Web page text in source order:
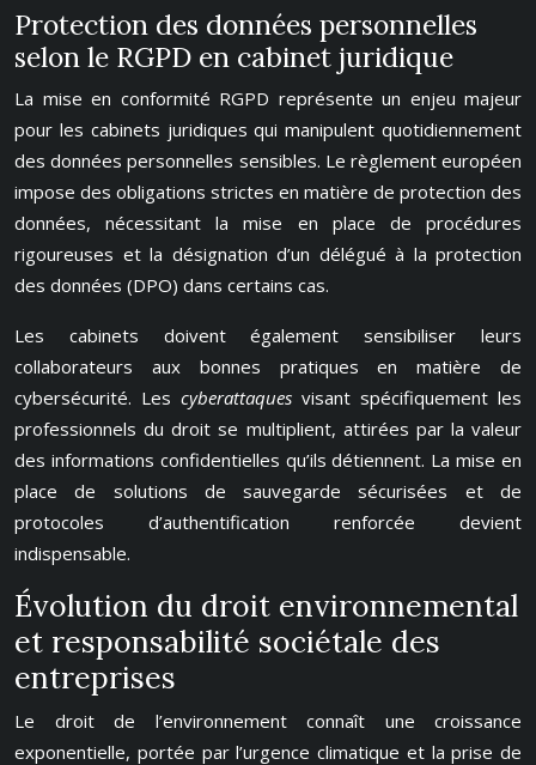
Protection des données personnelles
selon le RGPD en cabinet juridique
La mise en conformité RGPD représente un enjeu majeur
pour les cabinets juridiques qui manipulent quotidiennement
des données personnelles sensibles. Le règlement européen
impose des obligations strictes en matière de protection des
données, nécessitant la mise en place de procédures
rigoureuses et la désignation d’un délégué à la protection
des données (DPO) dans certains cas.
Les cabinets doivent également sensibiliser leurs
collaborateurs aux bonnes pratiques en matière de
cybersécurité. Les cyberattaques visant spécifiquement les
professionnels du droit se multiplient, attirées par la valeur
des informations confidentielles qu’ils détiennent. La mise en
place de solutions de sauvegarde sécurisées et de
protocoles d’authentification renforcée devient
indispensable.
Évolution du droit environnemental
et responsabilité sociétale des
entreprises
Le droit de l’environnement connaît une croissance
exponentielle, portée par l’urgence climatique et la prise de